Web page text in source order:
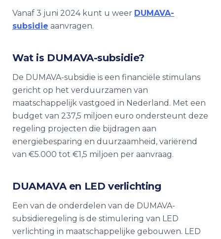
Vanaf 3 juni 2024 kunt u weer DUMAVA-
subsidie aanvragen.
Wat is DUMAVA-subsidie?
De DUMAVA-subsidie is een financiële stimulans
gericht op het verduurzamen van
maatschappelijk vastgoed in Nederland. Met een
budget van 237,5 miljoen euro ondersteunt deze
regeling projecten die bijdragen aan
energiebesparing en duurzaamheid, variërend
van €5.000 tot €1,5 miljoen per aanvraag.
DUAMAVA en LED verlichting
Een van de onderdelen van de DUMAVA-
subsidieregeling is de stimulering van LED
verlichting in maatschappelijke gebouwen. LED